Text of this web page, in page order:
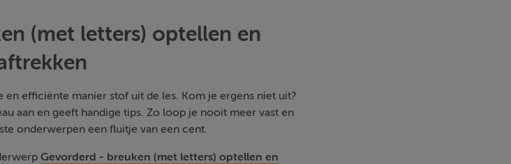
(met letters) optellen en
efficiënte manier stof uit de les. Kom je ergens niet uit?
aan en geeft handige tips. Zo loop je nooit meer vast en
onderwerpen een fluitje van een cent.
Gevorderd - breuken (met letters) optellen en